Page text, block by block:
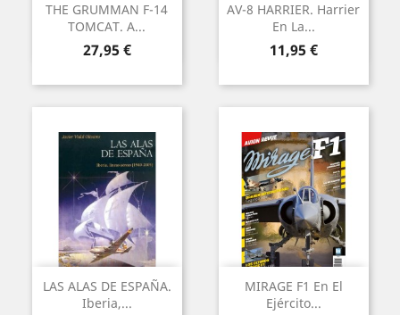
THE GRUMMAN F-14
TOMCAT. A...
Preu
27,95 €
AV-8 HARRIER. Harrier
En La...
Preu
11,95 €
LAS ALAS DE ESPAÑA.
Iberia,...
MIRAGE F1 En El
Ejército...